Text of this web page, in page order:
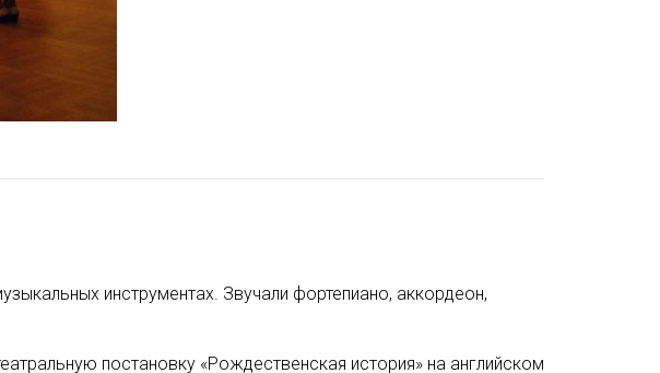
инструментах. Звучали фортепиано, аккордеон,
постановку «Рождественская история» на английском